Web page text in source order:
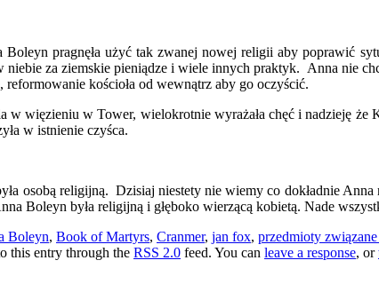
pragnęła użyć tak zwanej nowej religii aby poprawić
niebie za ziemskie pieniądze i wiele innych praktyk. Anna nie
reformowanie kościoła od wewnątrz aby go oczyścić.
więzieniu w Tower, wielokrotnie wyrażała chęć i nadzieję że
w istnienie czyśca.
osobą religijną. Dzisiaj niestety nie wiemy co dokładnie Anna
Boleyn była religijną i głęboko wierzącą kobietą. Nade
Boleyn, Book of Martyrs, Cranmer, jan fox, przedmioty
this entry through the RSS 2.0 feed. You can leave a response, or